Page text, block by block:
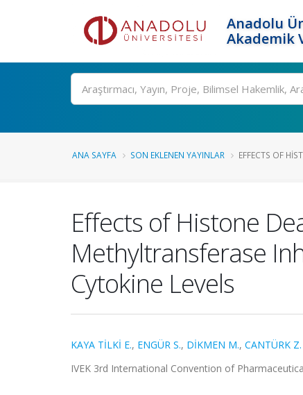
Anadolu
Akademik
Ara
ANA SAYFA SON EKLENEN YAYINLAR EFFECTS OF
Effects of Histone
Methyltransferase
Cytokine Levels
KAYA TİLKİ E., ENGÜR S., DİKMEN M., CANTÜRK Z.
IVEK 3rd International Convention of